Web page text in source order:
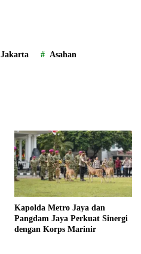
Jakarta Asahan
Kapolda Metro Jaya dan
Pangdam Jaya Perkuat Sinergi
dengan Korps Marinir